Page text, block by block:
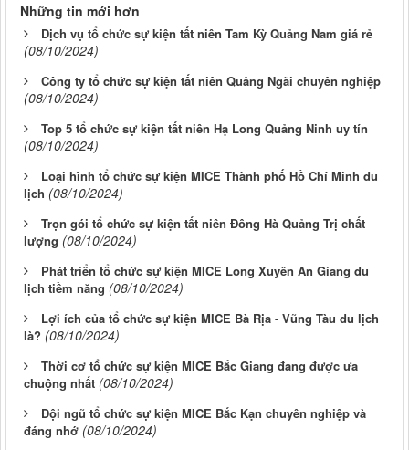
Những tin mới hơn
Dịch vụ tổ chức sự kiện tất niên Tam Kỳ Quảng Nam giá rẻ
(08/10/2024)
Công ty tổ chức sự kiện tất niên Quảng Ngãi chuyên nghiệp
(08/10/2024)
Top 5 tổ chức sự kiện tất niên Hạ Long Quảng Ninh uy tín
(08/10/2024)
Loại hình tổ chức sự kiện MICE Thành phố Hồ Chí Minh du
lịch (08/10/2024)
Trọn gói tổ chức sự kiện tất niên Đông Hà Quảng Trị chất
lượng (08/10/2024)
Phát triển tổ chức sự kiện MICE Long Xuyên An Giang du
lịch tiềm năng (08/10/2024)
Lợi ích của tổ chức sự kiện MICE Bà Rịa - Vũng Tàu du lịch
là? (08/10/2024)
Thời cơ tổ chức sự kiện MICE Bắc Giang đang được ưa
chuộng nhất (08/10/2024)
Đội ngũ tổ chức sự kiện MICE Bắc Kạn chuyên nghiệp và
đáng nhớ (08/10/2024)